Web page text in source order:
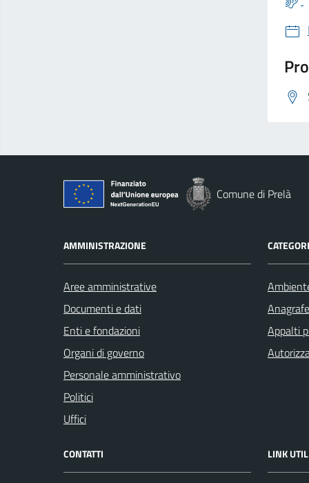
Comune di Prelà
AMMINISTRAZIONE
Aree amministrative
Documenti e dati
Enti e fondazioni
Organi di governo
Personale amministrativo
Politici
Uffici
Appalti
CONTATTI LINK